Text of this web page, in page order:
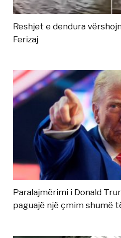
Reshjet e dendura
Ferizaj
Paralajmërimi i Donald
paguajë një çmim shumë